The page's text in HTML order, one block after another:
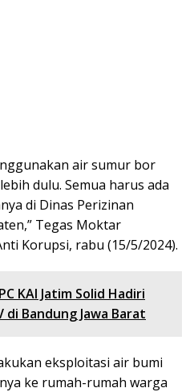
air sumur bor
dulu. Semua harus ada
di Dinas Perizinan
Tegas Moktar
Korupsi, rabu (15/5/2024).
KAI Jatim Solid Hadiri
di Bandung Jawa Barat
eksploitasi air bumi
ke rumah-rumah warga